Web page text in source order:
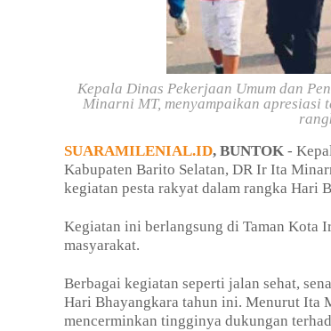
Kepala Dinas Pekerjaan Umum dan
Minarni MT, menyampaikan apresiasi
SUARAMILENIAL.ID, BUNTOK -
Kabupaten Barito Selatan, DR Ir Ita
kegiatan pesta rakyat dalam rangka Hari
Kegiatan ini berlangsung di Taman Kota
masyarakat.
Berbagai kegiatan seperti jalan sehat,
Hari Bhayangkara tahun ini. Menurut Ita
mencerminkan tingginya dukungan